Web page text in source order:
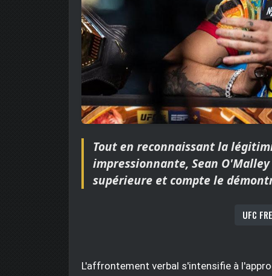
Tout en reconnaissant la
impressionnante, Sean
supérieure et compte le
UFC
L'affrontement verbal s'intensifie à